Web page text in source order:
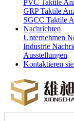
PVC Taktile
GRP Taktile
SGCC Taktile
Nachrichten
Unternehmen
Industrie
Ausstellungen
Kontaktieren